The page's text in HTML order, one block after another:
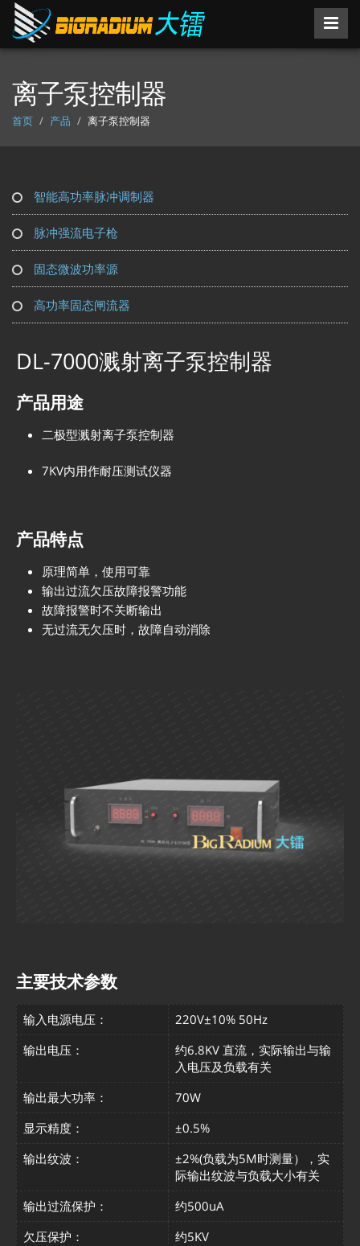
离子泵控制器
首页 产品 离子泵控制器
智能高功率脉冲调制器
脉冲强流电子枪
固态微波功率源
高功率固态闸流器
DL-7000溅射离子泵控制器
产品用途
二极型溅射离子泵控制器
7KV内用作耐压测试仪器
产品特点
原理简单，使用可靠
输出过流欠压故障报警功能
故障报警时不关断输出
无过流无欠压时，故障自动消除
主要技术参数
输入电源电压：
220V±10% 50Hz
输出电压：
约6.8KV 直流，实际输出与输
入电压及负载有关
输出最大功率：
70W
显示精度：
±0.5%
输出纹波：
±2%(负载为5M时测量），实
际输出纹波与负载大小有关
输出过流保护：
约500uA
欠压保护：
约5KV